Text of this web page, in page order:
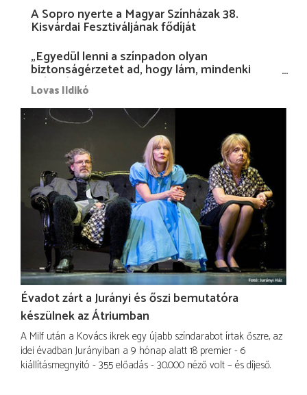
A Sopro nyerte a Magyar Színházak 38.
Kisvárdai Fesztiváljának fődíját
„Egyedül lenni a színpadon olyan
biztonságérzetet ad, hogy lám, mindenki
más nélkül is megvagyok magammal…”
Lovas Ildikó
Évadot zárt a Jurányi és őszi bemutatóra
készülnek az Átriumban
A Milf után a Kovács ikrek egy újabb színdarabot írtak őszre, az
idei évadban Jurányiban a 9 hónap alatt 18 premier - 6
kiállításmegnyitó - 355 előadás - 30.000 néző volt – és díjeső.